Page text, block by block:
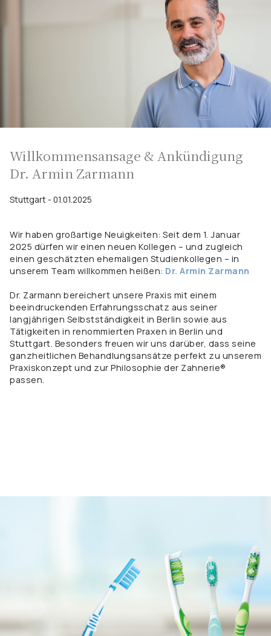
Willkommensansage & Ankündigung
Dr. Armin Zarmann
Stuttgart - 01.01.2025
Wir haben großartige Neuigkeiten: Seit dem 1. Januar
2025 dürfen wir einen neuen Kollegen – und zugleich
einen geschätzten ehemaligen Studienkollegen – in
unserem Team willkommen heißen: Dr. Armin Zarmann
Dr. Zarmann bereichert unsere Praxis mit einem
beeindruckenden Erfahrungsschatz aus seiner
langjährigen Selbstständigkeit in Berlin sowie aus
Tätigkeiten in renommierten Praxen in Berlin und
Stuttgart. Besonders freuen wir uns darüber, dass seine
ganzheitlichen Behandlungsansätze perfekt zu unserem
Praxiskonzept und zur Philosophie der Zahnerie®
passen.